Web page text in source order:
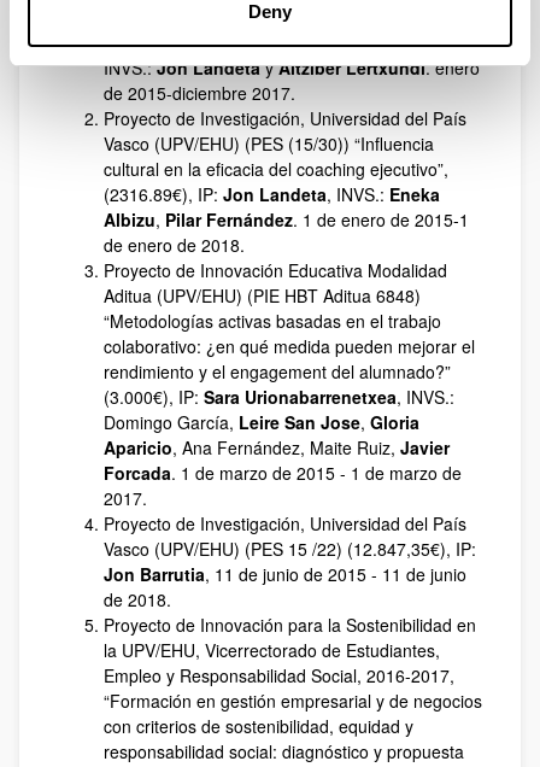
Deny
buenas practicas” (24.200), IP: Landa Zapirain,
Juan Pablo y Terradillos Ormaetxea, Edurne.
INVS.:Jon LandetayAitziber Lertxundi. enero
de 2015-diciembre 2017.
Proyecto de Investigación, Universidad del País
Vasco (UPV/EHU) (PES (15/30)) “Influencia
cultural en la eficacia del coaching ejecutivo”,
(2316.89€), IP: Jon Landeta, INVS.: Eneka
Albizu, Pilar Fernández. 1 de enero de 2015-1
de enero de 2018.
Proyecto de Innovación Educativa Modalidad
Aditua (UPV/EHU) (PIE HBT Aditua 6848)
“Metodologías activas basadas en el trabajo
colaborativo: ¿en qué medida pueden mejorar el
rendimiento y el engagement del alumnado?”
(3.000€), IP: Sara Urionabarrenetxea, INVS.:
Domingo García, Leire San Jose, Gloria
Aparicio, Ana Fernández, Maite Ruiz, Javier
Forcada. 1 de marzo de 2015 - 1 de marzo de
2017.
Proyecto de Investigación, Universidad del País
Vasco (UPV/EHU) (PES 15 /22) (12.847,35€), IP:
Jon Barrutia, 11 de junio de 2015 - 11 de junio
de 2018.
Proyecto de Innovación para la Sostenibilidad en
la UPV/EHU, Vicerrectorado de Estudiantes,
Empleo y Responsabilidad Social, 2016-2017,
“Formación en gestión empresarial y de negocios
con criterios de sostenibilidad, equidad y
responsabilidad social: diagnóstico y propuesta